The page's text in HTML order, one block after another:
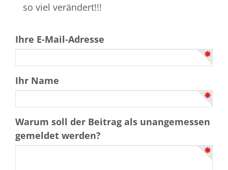
so viel verändert!!!
Ihre E-Mail-Adresse
Ihr Name
Warum soll der Beitrag als unangemessen
gemeldet werden?